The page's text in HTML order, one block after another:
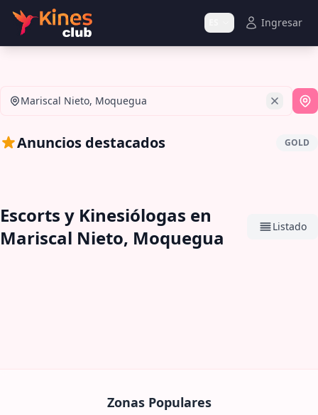
Ingresar
Mariscal Nieto, Moquegua
Anuncios destacados GOLD
Escorts y Kinesiólogas en
Mariscal Nieto, Moquegua
Listado
Zonas Populares